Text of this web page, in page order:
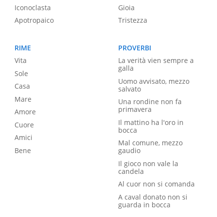
Iconoclasta
Apotropaico
Gioia
Tristezza
RIME
Vita
Sole
Casa
Mare
Amore
Cuore
Amici
Bene
PROVERBI
La verità vien sempre a
galla
Uomo avvisato, mezzo
salvato
Una rondine non fa
primavera
Il mattino ha l'oro in
bocca
Mal comune, mezzo
gaudio
Il gioco non vale la
candela
Al cuor non si comanda
A caval donato non si
guarda in bocca